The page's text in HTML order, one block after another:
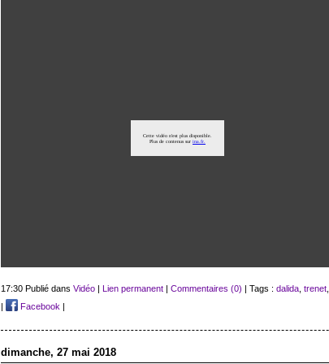
17:30 Publié dans Vidéo| Lien permanent| Commentaires (0) | Tags : dalida, trenet,
|
Facebook |
dimanche, 27 mai 2018